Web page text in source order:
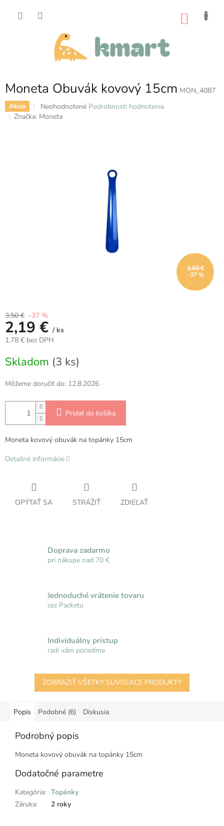
Moneta Obuvák kovový 15cm MON_4087
Akcia
Priemerné
hodnotenie
Neohodnotené Podrobnosti hodnotenia
Značka: Moneta
3,50 €
–37 %
3,50 € –37 %
2,19 € / ks
1,78 € bez DPH
cena:
Skladom (3 ks)
Môžeme doručiť do: 12.8.2026
Pridať do košíka
Moneta kovový obuvák na topánky 15cm
Detailné informácie
OPÝTAŤ SA STRÁŽIŤ ZDIEĽAŤ
Doprava zadarmo
pri nákupe nad 70 €
Jednoduché vrátenie tovaru
cez Packetu
Individuálny prístup
radi vám poradíme
ZOBRAZIŤ VŠETKY SÚVISIACE PRODUKTY
Popis Podobné (6) Diskusia
Podrobný popis
Moneta kovový obuvák na topánky 15cm
Dodatočné parametre
Kategória: Topánky
Záruka: 2 roky